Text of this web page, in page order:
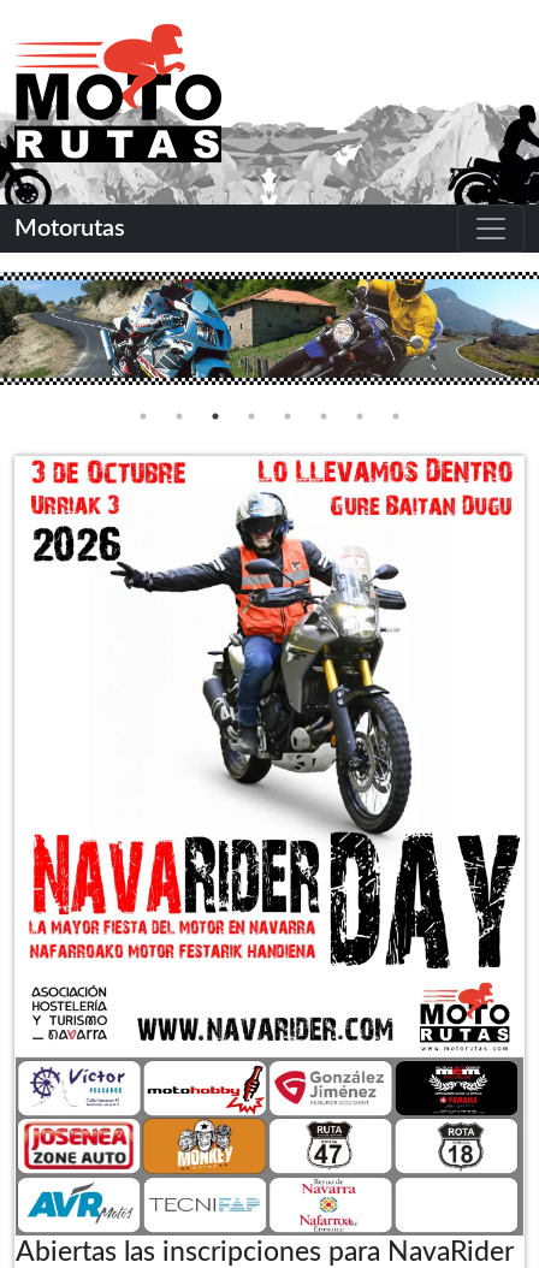
Motorutas
Abiertas las inscripciones para NavaRider